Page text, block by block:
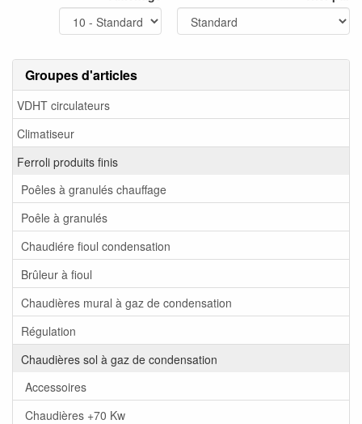
Groupes d'articles
VDHT circulateurs
Climatiseur
Ferroli produits finis
Poêles à granulés chauffage
Poêle à granulés
Chaudiére fioul condensation
Brûleur à fioul
Chaudières mural à gaz de condensation
Régulation
Chaudières sol à gaz de condensation
Accessoires
Chaudières +70 Kw